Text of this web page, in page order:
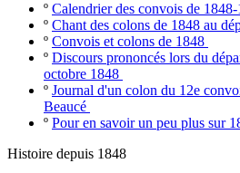
º Calendrier des convois de
º Chant des colons de 1848 au
º Convois et colons de 1848
º Discours prononcés lors du
octobre 1848
º Journal d'un colon du 12e
Beaucé
º Pour en savoir un peu plus sur
Histoire depuis 1848